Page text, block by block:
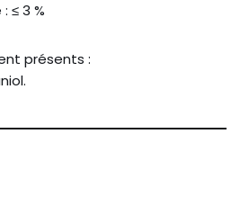
≤ 3 %
présents :